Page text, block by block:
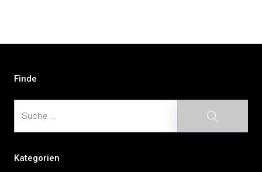
Finde
Suche
Kategorien